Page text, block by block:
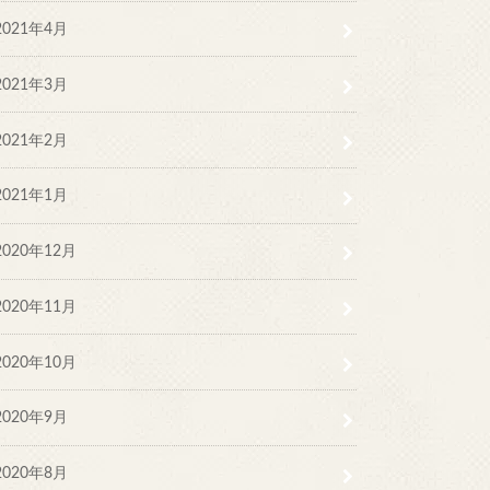
年4月
年3月
年2月
年1月
年12月
年11月
年10月
年9月
年8月